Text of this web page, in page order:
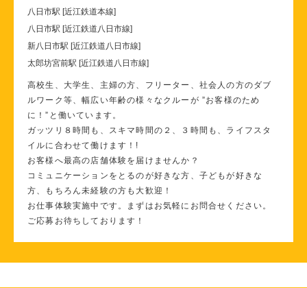
八日市駅 [近江鉄道本線]
八日市駅 [近江鉄道八日市線]
新八日市駅 [近江鉄道八日市線]
太郎坊宮前駅 [近江鉄道八日市線]
高校生、大学生、主婦の方、フリーター、社会人の方のダブ
ルワーク等、幅広い年齢の様々なクルーが ”お客様のため
に！”と働いています。
ガッツリ８時間も、スキマ時間の２、３時間も、ライフスタ
イルに合わせて働けます！!
お客様へ最高の店舗体験を届けませんか？
コミュニケーションをとるのが好きな方、子どもが好きな
方、もちろん未経験の方も大歓迎！
お仕事体験実施中です。まずはお気軽にお問合せください。
ご応募お待ちしております！